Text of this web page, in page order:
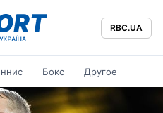
RBC.UA
Бокс Другое